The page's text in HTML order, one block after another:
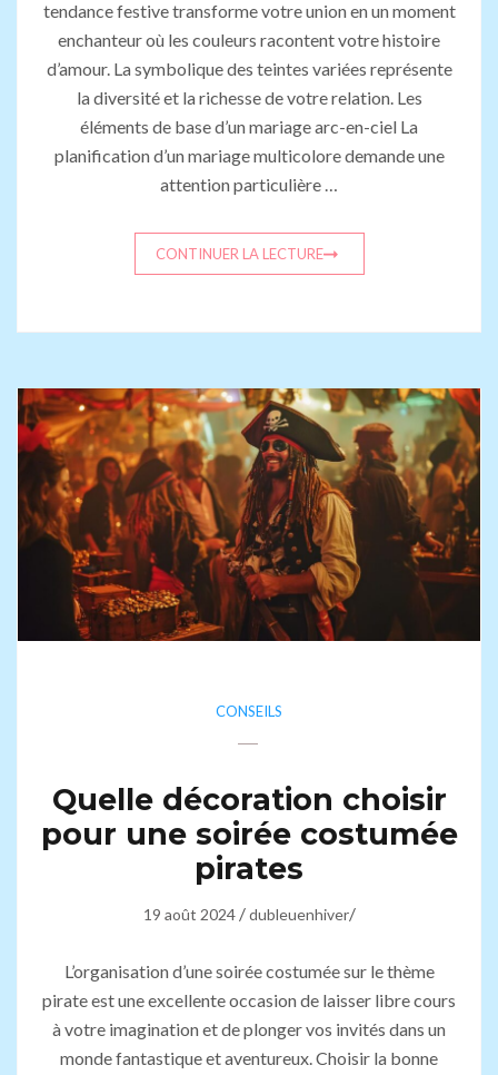
tendance festive transforme votre union en un moment
enchanteur où les couleurs racontent votre histoire
d’amour. La symbolique des teintes variées représente
la diversité et la richesse de votre relation. Les
éléments de base d’un mariage arc-en-ciel La
planification d’un mariage multicolore demande une
attention particulière …
CONTINUER LA LECTURE
CONSEILS
Quelle décoration choisir
pour une soirée costumée
pirates
19 août 2024/dubleuenhiver/
L’organisation d’une soirée costumée sur le thème
pirate est une excellente occasion de laisser libre cours
à votre imagination et de plonger vos invités dans un
monde fantastique et aventureux. Choisir la bonne